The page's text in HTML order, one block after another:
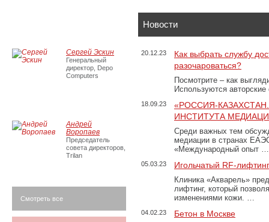
Новости
20.12.23
Как выбрать службу
разочароваться?
Посмотрите – как
Используются
18.09.23
«РОССИЯ-
ИНСТИТУТА
Среди важных тем
медиации в странах
«Международный опыт …
05.03.23 Игольчатый RF-
Клиника «Акварель»
лифтинг, который
изменениями кожи. …
04.02.23 Бетон в Москве
Сергей Эскин
Генеральный
директор, Depo
Computers
Андрей
Воропаев
Председатель
совета директоров,
Trilan
Смотреть все